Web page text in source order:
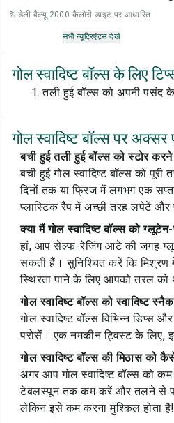
% डेली वैल्यू 2000 कैलोरी डाइट पर आधारित
सभी न्यूट्रिएंट्स देखें
गोल स्वादिष्ट बॉल्स के लिए
तली हुई बॉल्स को अपनी पसंद
गोल स्वादिष्ट बॉल्स पर
बची हुई तली हुई बॉल्स को स्टोर
बची हुई गोल स्वादिष्ट बॉल्स को
दिनों तक या फ्रिज में लगभग एक
प्लास्टिक रैप में अच्छी तरह लपेटें और
क्या मैं गोल स्वादिष्ट बॉल्स को
हां, आप सेल्फ-रेजिंग आटे की जगह
सकती हैं। सुनिश्चित करें कि मिश्रण
स्थिरता पाने के लिए आपको तरल को
गोल स्वादिष्ट बॉल्स को स्वादिष्ट
गोल स्वादिष्ट बॉल्स विभिन्न
परोसें। एक नमकीन ट्विस्ट के लिए,
गोल स्वादिष्ट बॉल्स की मिठास को
अगर आप गोल स्वादिष्ट बॉल्स को
टेबलस्पून तक कम करें और तलने से
लेकिन इसे कम करना मुश्किल होता है!